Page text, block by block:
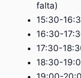
falta)
15:30-
16:30-
17:30-
18:30-